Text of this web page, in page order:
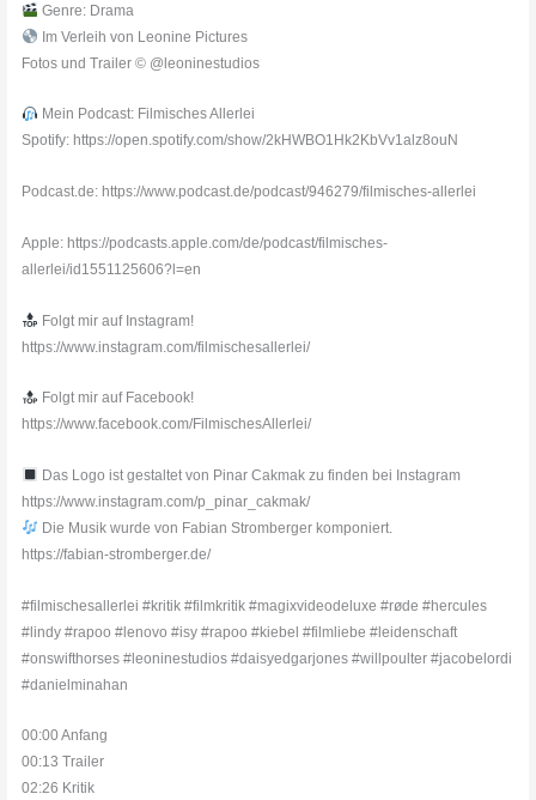
Genre: Drama
Im Verleih von Leonine Pictures
Fotos und Trailer © @leoninestudios
Mein Podcast: Filmisches Allerlei
Spotify: https://open.spotify.com/show/2kHWBO1Hk2KbVv1alz8ouN
Podcast.de: https://www.podcast.de/podcast/946279/filmisches-allerlei
Apple: https://podcasts.apple.com/de/podcast/filmisches-
allerlei/id1551125606?l=en
Folgt mir auf Instagram!
https://www.instagram.com/filmischesallerlei/
Folgt mir auf Facebook!
https://www.facebook.com/FilmischesAllerlei/
Das Logo ist gestaltet von Pinar Cakmak zu finden bei Instagram
https://www.instagram.com/p_pinar_cakmak/
Die Musik wurde von Fabian Stromberger komponiert.
https://fabian-stromberger.de/
#filmischesallerlei #kritik #filmkritik #magixvideodeluxe #røde #hercules
#lindy #rapoo #lenovo #isy #rapoo #kiebel #filmliebe #leidenschaft
#onswifthorses #leoninestudios #daisyedgarjones #willpoulter #jacobelordi
#danielminahan
00:00 Anfang
00:13 Trailer
02:26 Kritik